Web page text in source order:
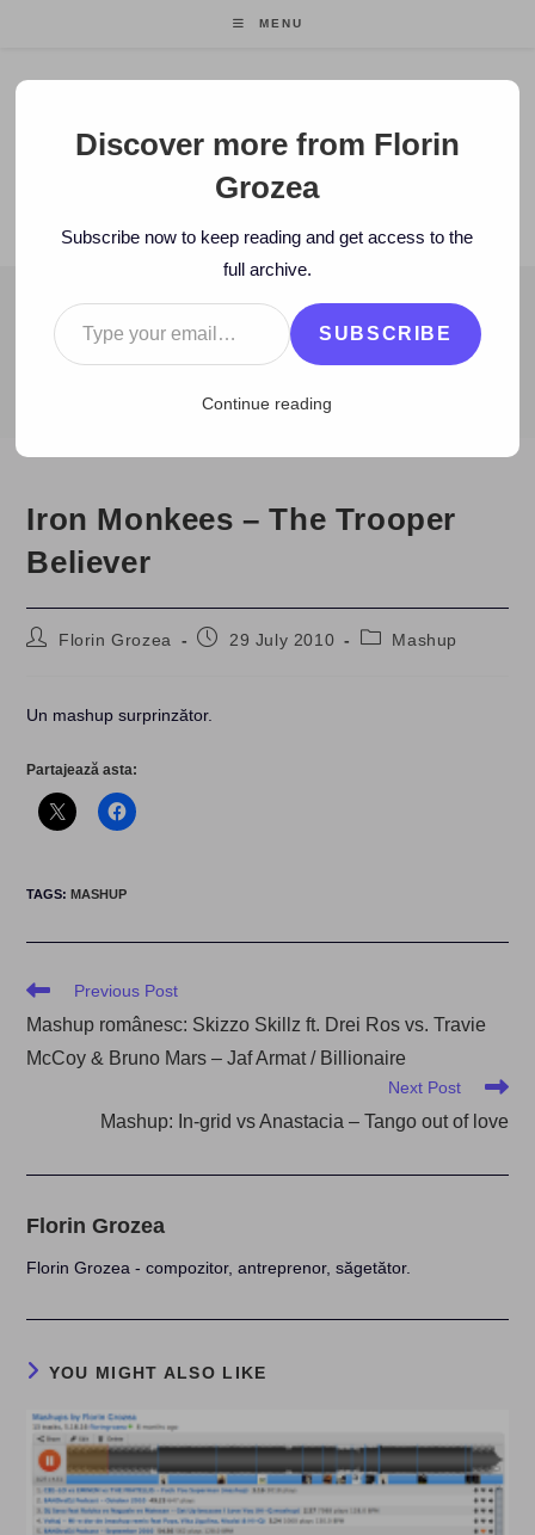
MENU
Florin Grozea
ENTREPRENEUR. FOUNDER/CEO MOCAPP.
BLOG
2010 > July > 29 > Mashup Iron Monkees – The Trooper
Iron Monkees – The Trooper
Believer
PostFlorin Grozea
Post29 July 2010
PostMashup
Un mashup surprinzător.
Partajează asta:
TAGS:MASHUP
Read
articles
Previous Post
Mashup românesc: Skizzo Skillz ft. Drei Ros vs. Travie
McCoy & Bruno Mars – Jaf Armat / Billionaire
Next Post
Mashup: In-grid vs Anastacia – Tango out of love
Florin Grozea
Florin Grozea - compozitor, antreprenor, săgetător.
YOU MIGHT ALSO LIKE
Discover more from Florin
Grozea
Subscribe now to keep reading and get access to the
full archive.
Type your email…
SUBSCRIBE
Continue reading